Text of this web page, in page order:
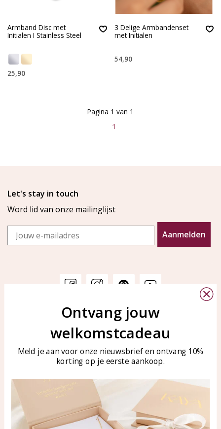
Armband Disc met
Initialen I Stainless Steel
25,90
3 Delige Armbandenset
met Initialen
54,90
1
Pagina 1 van 1
Let's stay in touch
Word lid van onze mailinglijst
Email
Aanmelden
Veelgestelde vragen
Sieraden onderhouden
KAYA Sieraden
Bellen of WhatsApp Ma-Vr
Tel: 0850003187
WhatsApp: 0850003187
klantenservice@kayasierade
Ontvang jouw
welkomstcadeau
Meld je aan voor onze nieuwsbrief en ontvang 10%
korting op je eerste aankoop.